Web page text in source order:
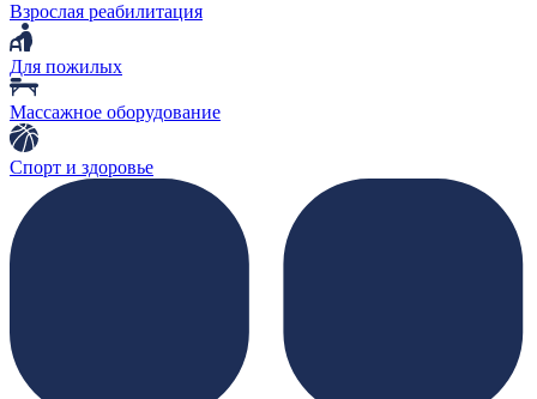
Взрослая реабилитация
Для пожилых
Массажное оборудование
Спорт и здоровье